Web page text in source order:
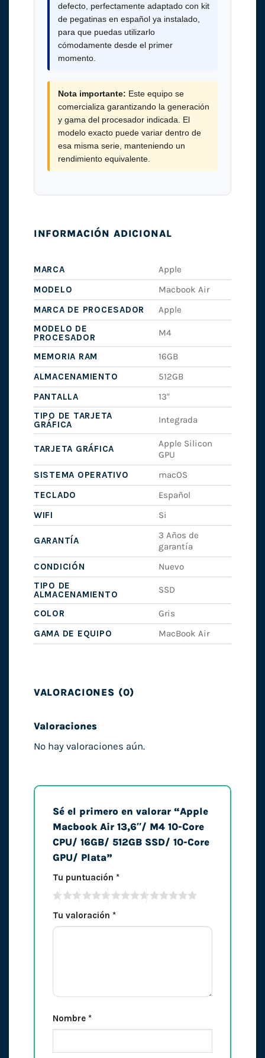
defecto, perfectamente adaptado con kit
de pegatinas en español ya instalado,
para que puedas utilizarlo
cómodamente desde el primer
momento.
Nota importante: Este equipo se
comercializa garantizando la generación
y gama del procesador indicada. El
modelo exacto puede variar dentro de
esa misma serie, manteniendo un
rendimiento equivalente.
INFORMACIÓN ADICIONAL
MARCA
Apple
MODELO
Macbook Air
MARCA DE PROCESADOR
Apple
MODELO DE
PROCESADOR
M4
MEMORIA RAM
16GB
ALMACENAMIENTO
512GB
PANTALLA
13"
TIPO DE TARJETA
GRÁFICA
Integrada
TARJETA GRÁFICA
Apple Silicon
GPU
SISTEMA OPERATIVO
macOS
TECLADO
Español
WIFI
Si
GARANTÍA
3 Años de
garantía
CONDICIÓN
Nuevo
TIPO DE
ALMACENAMIENTO
SSD
COLOR
Gris
GAMA DE EQUIPO
MacBook Air
VALORACIONES (0)
Valoraciones
No hay valoraciones aún.
Sé el primero en valorar “Apple
Macbook Air 13,6″/ M4 10-Core
CPU/ 16GB/ 512GB SSD/ 10-Core
GPU/ Plata”
Tu puntuación *
Tu valoración *
Nombre *